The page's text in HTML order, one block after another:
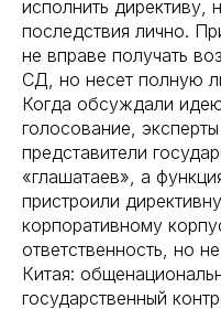
исполнить директиву,
последствия лично.
не вправе получать
СД, но несет полную
Когда обсуждали
голосование,
представители
«глашатаев», а
пристроили
корпоративному
ответственность, но
Китая:
государственный